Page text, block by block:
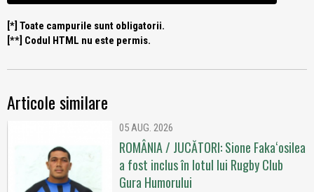
[*] Toate campurile sunt obligatorii.
[**] Codul HTML nu este permis.
Articole similare
05 AUG. 2026
ROMÂNIA / JUCĂTORI: Sione Fakaʻosilea
a fost inclus în lotul lui Rugby Club
Gura Humorului